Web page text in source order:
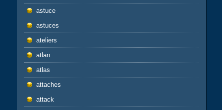
astuce
astuces
ateliers
atlan
atlas
attaches
attack